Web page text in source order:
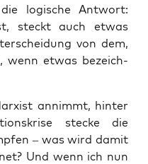
logi­sche Ant­wort:
steckt auch etwas
von dem,
wenn etwas bezeich­
annimmt, hin­ter
ste­cke die
– was wird damit
Und wenn ich nun